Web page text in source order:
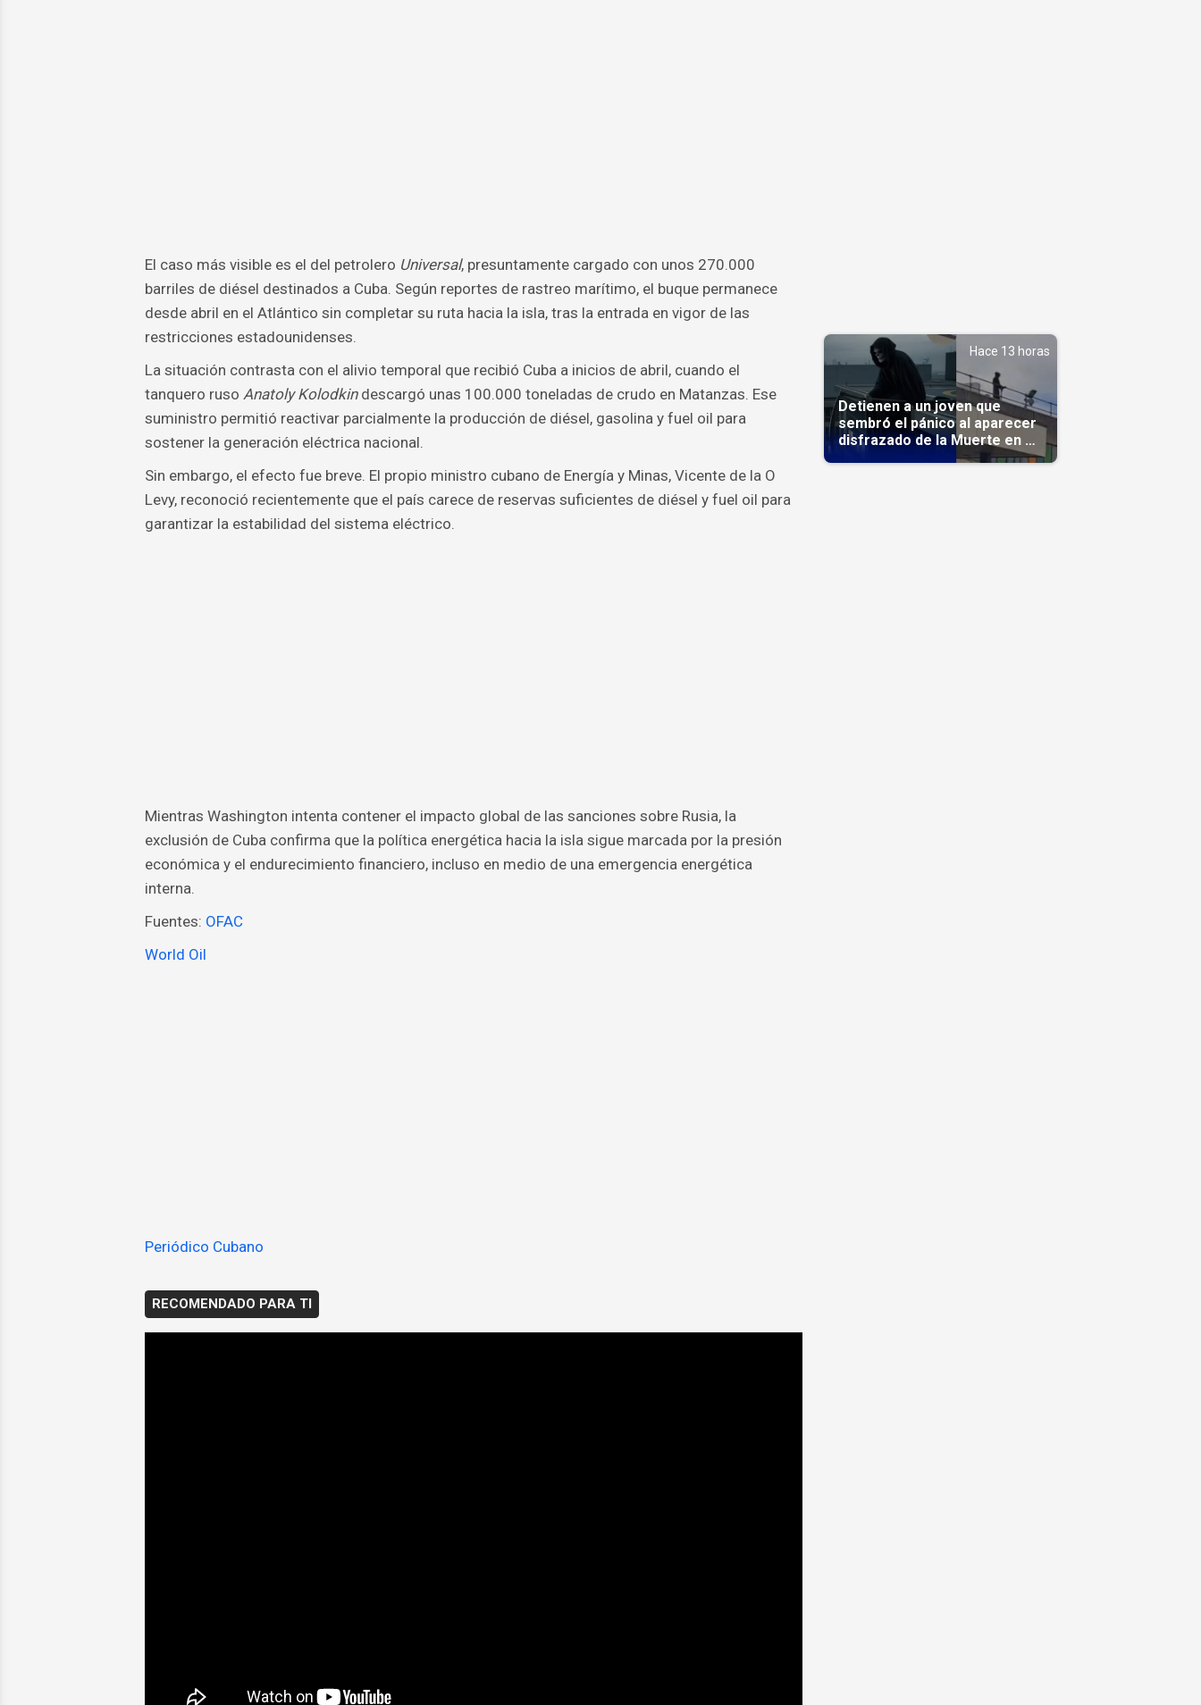
El caso más visible es el del petrolero Universal, presuntamente cargado con unos 270.000
barriles de diésel destinados a Cuba. Según reportes de rastreo marítimo, el buque permanece
desde abril en el Atlántico sin completar su ruta hacia la isla, tras la entrada en vigor de las
restricciones estadounidenses.
La situación contrasta con el alivio temporal que recibió Cuba a inicios de abril, cuando el
tanquero ruso Anatoly Kolodkindescargó unas 100.000 toneladas de crudo en Matanzas. Ese
suministro permitió reactivar parcialmente la producción de diésel, gasolina y fuel oil para
sostener la generación eléctrica nacional.
Sin embargo, el efecto fue breve. El propio ministro cubano de Energía y Minas, Vicente de la O
Levy, reconoció recientemente que el país carece de reservas suficientes de diésel y fuel oil para
garantizar la estabilidad del sistema eléctrico.
Mientras Washington intenta contener el impacto global de las sanciones sobre Rusia, la
exclusión de Cuba confirma que la política energética hacia la isla sigue marcada por la presión
económica y el endurecimiento financiero, incluso en medio de una emergencia energética
interna.
Fuentes: OFAC
World Oil
Periódico Cubano
RECOMENDADO PARA TI
Hace 13 horas
Detienen a un joven que
sembró el pánico al aparecer
disfrazado de la Muerte en un